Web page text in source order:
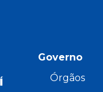
Governo
Órgãos